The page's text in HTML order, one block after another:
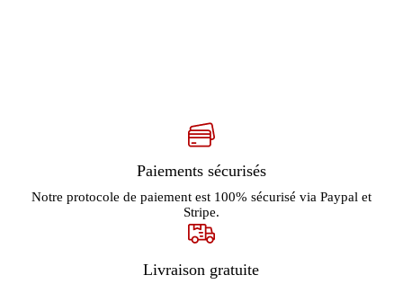
Paiements sécurisés
Notre protocole de paiement est 100% sécurisé via Paypal et
Stripe.
Livraison gratuite